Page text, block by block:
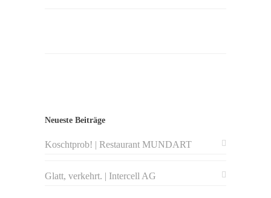
Neueste Beiträge
Koschtprob! | Restaurant MUNDART
Glatt, verkehrt. | Intercell AG